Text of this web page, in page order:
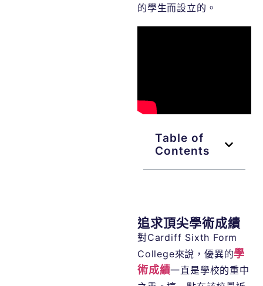
的學生而設立的。
Table of
Contents
追求頂尖學術成績
對Cardiff Sixth Form
College來說，優異的學
術成績一直是學校的重中